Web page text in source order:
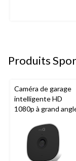
Produits
Caméra de garage
intelligente HD
1080p à grand
nocturne, résistante
aux intempéries